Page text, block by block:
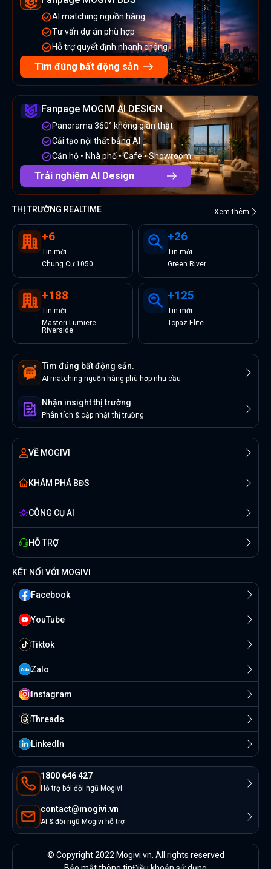
AI matching nguồn hàng
Tư vấn dự án phù hợp
Hỗ trợ quyết định nhanh chóng
Tìm đúng bất động sản
Fanpage MOGIVI AI DESIGN
Panorama 360° không gian thật
Cải tạo nội thất bằng AI
Căn hộ • Nhà phố • Cafe • Showroom
Trải nghiệm AI Design
THỊ TRƯỜNG REALTIME Xem thêm
+6
Tin mới
Chung Cư 1050
+26
Tin mới
Green River
+188
Tin mới
Masteri Lumiere
Riverside
+125
Tin mới
Topaz Elite
Tìm đúng bất động sản.
AI matching nguồn hàng phù hợp nhu cầu
Nhận insight thị trường
Phân tích & cập nhật thị trường
VỀ MOGIVI
KHÁM PHÁ BĐS
CÔNG CỤ AI
HỖ TRỢ
1800 646 427
Hỗ trợ bởi đội ngũ Mogivi
contact@mogivi.vn
AI & đội ngũ Mogivi hỗ trợ
KẾT NỐI VỚI MOGIVI
Facebook
YouTube
Tiktok
Zalo
Instagram
Threads
Linkedln
© Copyright 2022 Mogivi.vn. All rights reserved